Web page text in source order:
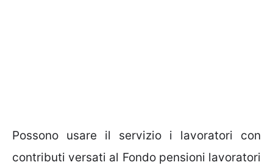
Possono usare il servizio i lavoratori con
contributi versati al Fondo pensioni lavoratori